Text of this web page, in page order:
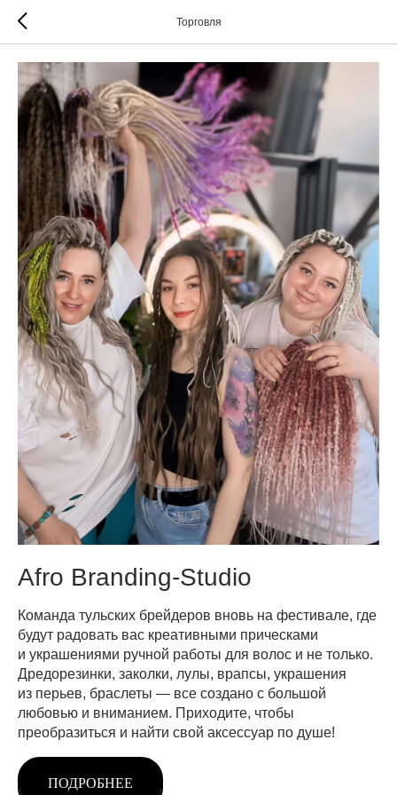
Торговля
Afro Branding-Studio
Команда тульских брейдеров вновь на фестивале, где
будут радовать вас креативными прическами
и украшениями ручной работы для волос и не только.
Дредорезинки, заколки, лулы, врапсы, украшения
из перьев, браслеты — все создано с большой
любовью и вниманием. Приходите, чтобы
преобразиться и найти свой аксессуар по душе!
ПОДРОБНЕЕ